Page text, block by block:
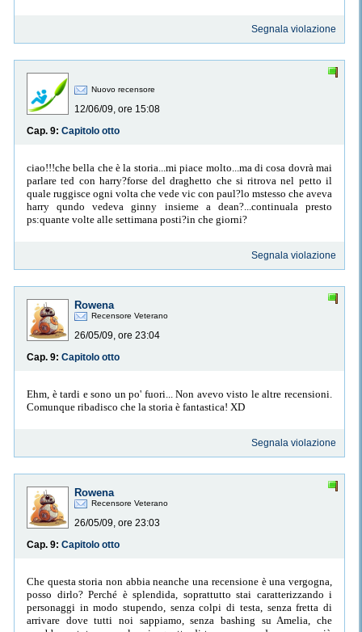
Segnala violazione
Nuovo recensore
12/06/09, ore 15:08
Cap. 9: Capitolo otto
ciao!!!che bella che è la storia...mi piace molto...ma di cosa dovrà mai
parlare ted con harry?forse del draghetto che si ritrova nel petto il
quale ruggisce ogni volta che vede vic con paul?lo mstesso che aveva
harry qundo vedeva ginny insieme a dean?...continuala presto
ps:quante volte alle settimana posti?in che giorni?
Segnala violazione
Rowena
Recensore Veterano
26/05/09, ore 23:04
Cap. 9: Capitolo otto
Ehm, è tardi e sono un po' fuori... Non avevo visto le altre recensioni.
Comunque ribadisco che la storia è fantastica! XD
Segnala violazione
Rowena
Recensore Veterano
26/05/09, ore 23:03
Cap. 9: Capitolo otto
Che questa storia non abbia neanche una recensione è una vergogna,
posso dirlo? Perché è splendida, soprattutto stai caratterizzando i
personaggi in modo stupendo, senza colpi di testa, senza fretta di
arrivare dove tutti noi sappiamo, senza bashing su Amelia, che